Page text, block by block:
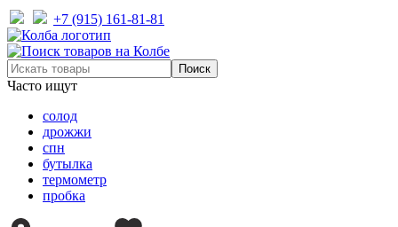
+7 (915) 161-81-81
Часто ищут
солод
дрожжи
спн
бутылка
термометр
пробка